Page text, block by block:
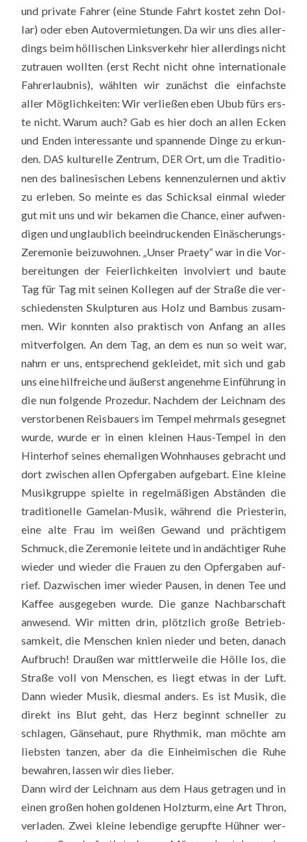
und pri­va­te Fah­rer (eine Stun­de Fahrt kos­tet zehn Dol­
lar) oder eben Auto­ver­mie­tun­gen. Da wir uns dies aller­
dings beim höl­li­schen Links­ver­kehr hier aller­dings nicht
zutrau­en woll­ten (erst Recht nicht ohne inter­na­tio­na­le
Fahr­erlaub­nis), wähl­ten wir zunächst die ein­fachs­te
aller Mög­lich­kei­ten: Wir ver­lie­ßen eben Ubub fürs ers­
te nicht. War­um auch? Gab es hier doch an allen Ecken
und Enden inter­es­san­te und span­nen­de Din­ge zu erkun­
den. DAS kul­tu­rel­le Zen­trum, DER Ort, um die Tra­di­tio­
nen des bali­ne­si­schen Lebens ken­nen­zu­ler­nen und aktiv
zu erle­ben. So mein­te es das Schick­sal ein­mal wie­der
gut mit uns und wir beka­men die Chan­ce, einer auf­wen­
di­gen und unglaub­lich beein­dru­cken­den Ein­äsche­rungs-
Zere­mo­nie bei­zu­woh­nen. „Unser Pra­e­ty“ war in die Vor­
be­rei­tun­gen der Fei­er­lich­kei­ten invol­viert und bau­te
Tag für Tag mit sei­nen Kol­le­gen auf der Stra­ße die ver­
schie­dens­ten Skulp­tu­ren aus Holz und Bam­bus zusam­
men. Wir konn­ten also prak­tisch von Anfang an alles
mit­ver­fol­gen. An dem Tag, an dem es nun so weit war,
nahm er uns, ent­spre­chend geklei­det, mit sich und gab
uns eine hilf­rei­che und äußerst ange­neh­me Ein­füh­rung in
die nun fol­gen­de Pro­ze­dur. Nach­dem der Leich­nam des
ver­stor­be­nen Reis­bau­ers im Tem­pel mehr­mals geseg­net
wur­de, wur­de er in einen klei­nen Haus-Tem­pel in den
Hin­ter­hof sei­nes ehe­ma­li­gen Wohn­hau­ses gebracht und
dort zwi­schen allen Opfer­ga­ben auf­ge­bart. Eine klei­ne
Musik­grup­pe spiel­te in regel­mä­ßi­gen Abstän­den die
tra­di­tio­nel­le Game­lan-Musik, wäh­rend die Pries­te­rin,
eine alte Frau im wei­ßen Gewand und präch­ti­gem
Schmuck, die Zere­mo­nie lei­te­te und in andäch­ti­ger Ruhe
wie­der und wie­der die Frau­en zu den Opfer­ga­ben auf­
rief. Dazwi­schen imer wie­der Pau­sen, in denen Tee und
Kaf­fee aus­ge­ge­ben wur­de. Die gan­ze Nach­bar­schaft
anwe­send. Wir mit­ten drin, plötz­lich gro­ße Betrieb­
sam­keit, die Men­schen kni­en nie­der und beten, danach
Auf­bruch! Drau­ßen war mitt­ler­wei­le die Höl­le los, die
Stra­ße voll von Men­schen, es liegt etwas in der Luft.
Dann wie­der Musik, dies­mal anders. Es ist Musik, die
direkt ins Blut geht, das Herz beginnt schnel­ler zu
schla­gen, Gän­se­haut, pure Rhyth­mik, man möch­te am
liebs­ten tan­zen, aber da die Ein­hei­mi­schen die Ruhe
bewah­ren, las­sen wir dies lie­ber.
Dann wird der Leich­nam aus dem Haus getra­gen und in
einen gro­ßen hohen gol­de­nen Holz­turm, eine Art Thron,
ver­la­den. Zwei klei­ne leben­di­ge gerupf­te Hüh­ner wer­